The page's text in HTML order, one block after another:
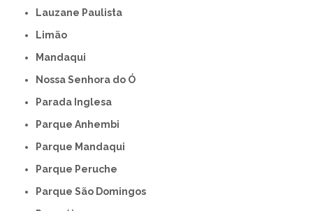
Lauzane Paulista
Limão
Mandaqui
Nossa Senhora do Ó
Parada Inglesa
Parque Anhembi
Parque Mandaqui
Parque Peruche
Parque São Domingos